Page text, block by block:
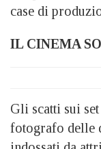
case di
IL CINEMA
Gli scatti sui
fotografo delle